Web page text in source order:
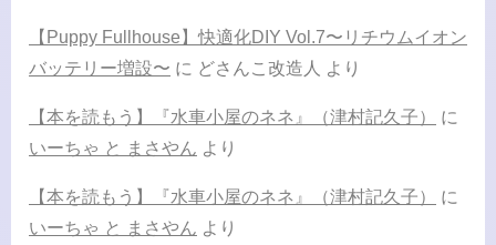
【Puppy Fullhouse】快適化DIY Vol.7〜リチウムイオン
バッテリー増設〜 に どさんこ改造人 より
【本を読もう】『水車小屋のネネ』（津村記久子）
に
いーちゃ と まさやん より
【本を読もう】『水車小屋のネネ』（津村記久子）
に
いーちゃ と まさやん より